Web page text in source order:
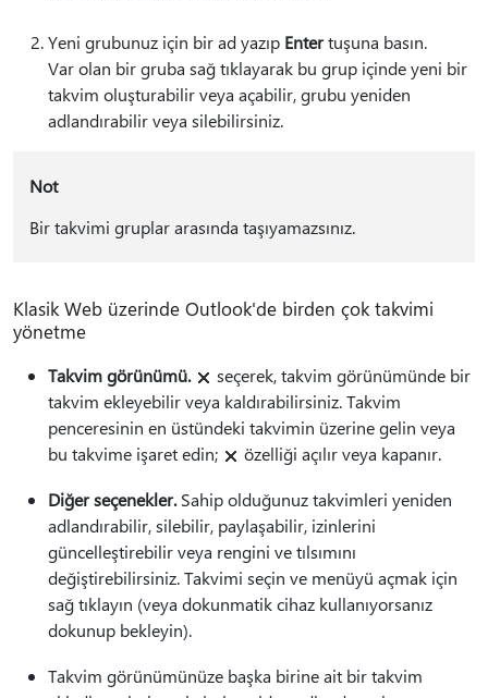
Yeni grubunuz için bir ad yazıp Entertuşuna basın.
Var olan bir gruba sağ tıklayarak bu grup içinde yeni bir
takvim oluşturabilir veya açabilir, grubu yeniden
adlandırabilir veya silebilirsiniz.
Not
Bir takvimi gruplar arasında taşıyamazsınız.
Klasik Web üzerinde Outlook'de birden çok takvimi
yönetme
Takvim görünümü.
seçerek, takvim görünümünde bir
takvim ekleyebilir veya kaldırabilirsiniz. Takvim
penceresinin en üstündeki takvimin üzerine gelin veya
bu takvime işaret edin;
özelliği açılır veya kapanır.
Diğer seçenekler.Sahip olduğunuz takvimleri yeniden
adlandırabilir, silebilir, paylaşabilir, izinlerini
güncelleştirebilir veya rengini ve tılsımını
değiştirebilirsiniz. Takvimi seçin ve menüyü açmak için
sağ tıklayın (veya dokunmatik cihaz kullanıyorsanız
dokunup bekleyin).
Takvim görünümünüze başka birine ait bir takvim